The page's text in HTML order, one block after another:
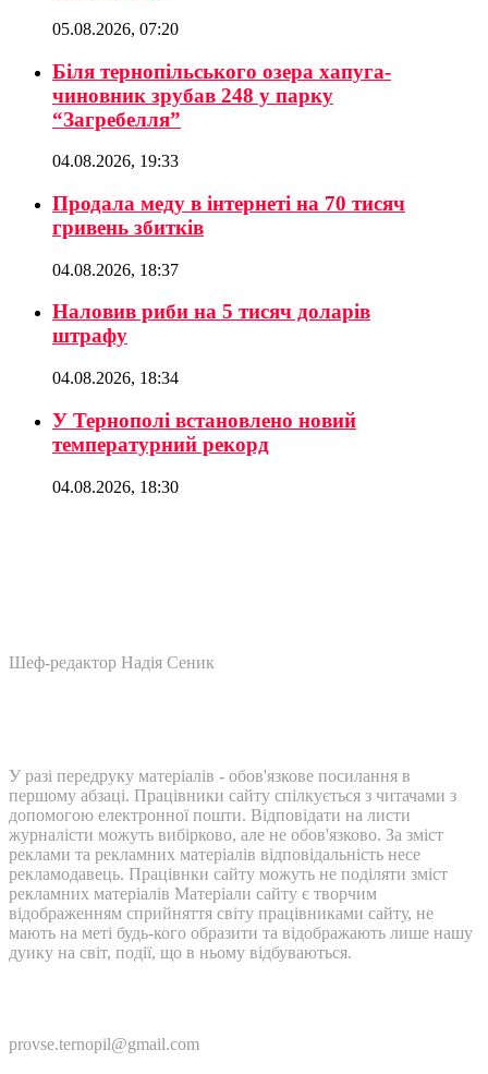
05.08.2026, 07:20
Біля тернопільського озера хапуга-
чиновник зрубав 248 у парку
“Загребелля”
04.08.2026, 19:33
Продала меду в інтернеті на 70 тисяч
гривень збитків
04.08.2026, 18:37
Наловив риби на 5 тисяч доларів
штрафу
04.08.2026, 18:34
У Тернополі встановлено новий
температурний рекорд
04.08.2026, 18:30
Шеф-редактор Надія Сеник
У разі передруку матеріалів - обов'язкове посилання в
першому абзаці. Працівники сайту спілкується з читачами з
допомогою електронної пошти. Відповідати на листи
журналісти можуть вибірково, але не обов'язково. За зміст
реклами та рекламних матеріалів відповідальність несе
рекламодавець. Працівнки сайту можуть не поділяти зміст
рекламних матеріалів Матеріали сайту є творчим
відображенням сприйняття світу працівниками сайту, не
мають на меті будь-кого образити та відображають лише нашу
дуику на світ, події, що в ньому відбуваються.
provse.ternopil@gmail.com